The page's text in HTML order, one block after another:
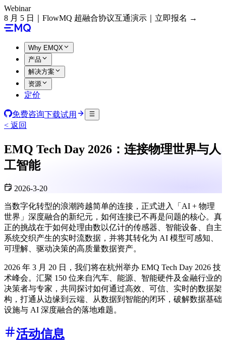
Webinar
8 月 5 日｜FlowMQ 超融合协议互通演示｜立即报名 →
Why EMQX
产品
解决方案
资源
定价
免费咨询下载试用
< 返回
EMQ Tech Day 2026：连接物理世界与人
工智能
2026-3-20
当数字化转型的浪潮跨越简单的连接，正式进入「AI + 物理
世界」深度融合的新纪元，如何连接已不再是问题的核心。真
正的挑战在于如何处理由数以亿计的传感器、智能设备、自主
系统交织产生的实时流数据，并将其转化为 AI 模型可感知、
可理解、驱动决策的高质量数据资产。
2026 年 3 月 20 日，我们将在杭州举办 EMQ Tech Day 2026 技
术峰会。汇聚 150 位来自汽车、能源、智能硬件及金融行业的
决策者与专家，共同探讨如何通过高效、可信、实时的数据架
构，打通从边缘到云端、从数据到智能的闭环，破解数据基础
设施与 AI 深度融合的落地难题。
活动信息